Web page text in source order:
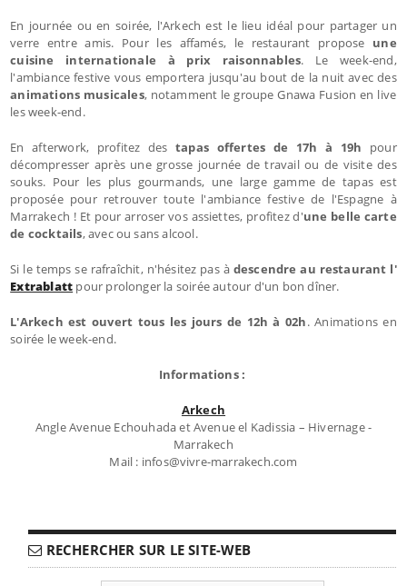
En journée ou en soirée, l'Arkech est le lieu idéal pour partager un
verre entre amis. Pour les affamés, le restaurant propose une
cuisine internationale à prix raisonnables. Le week-end,
l'ambiance festive vous emportera jusqu'au bout de la nuit avec des
animations musicales, notamment le groupe Gnawa Fusion en live
les week-end.
En afterwork, profitez des tapas offertes de 17h à 19h pour
décompresser après une grosse journée de travail ou de visite des
souks. Pour les plus gourmands, une large gamme de tapas est
proposée pour retrouver toute l'ambiance festive de l'Espagne à
Marrakech ! Et pour arroser vos assiettes, profitez d'une belle carte
de cocktails, avec ou sans alcool.
Si le temps se rafraîchit, n'hésitez pas à descendre au restaurant l'
Extrablatt pour prolonger la soirée autour d'un bon dîner.
L'Arkech est ouvert tous les jours de 12h à 02h. Animations en
soirée le week-end.
Informations :
Arkech
Angle Avenue Echouhada et Avenue el Kadissia – Hivernage -
Marrakech
Mail : infos@vivre-marrakech.com
RECHERCHER SUR LE SITE-WEB